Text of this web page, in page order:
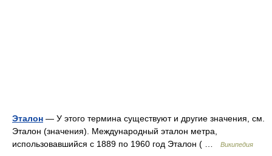
Эталон — У этого термина существуют и другие значения, см.
Эталон (значения). Международный эталон метра,
использовавшийся с 1889 по 1960 год Эталон ( …
Википедия